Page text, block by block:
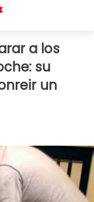
a los
su
un